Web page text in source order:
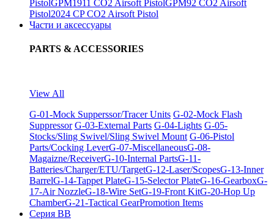
PistolGPM1911 CO2 Airsoft PistolGPM92 CO2 Airsoft
Pistol2024 CP CO2 Airsoft Pistol
Части и аксессуары
PARTS & ACCESSORIES
View All
G-01-Mock Supperssor/Tracer Units G-02-Mock Flash
Suppressor G-03-External Parts G-04-Lights G-05-
Stocks/Sling Swivel/Sling Swivel Mount G-06-Pistol
Parts/Cocking LeverG-07-MiscellaneousG-08-
Magaizne/ReceiverG-10-Internal PartsG-11-
Batteries/Charger/ETU/TargetG-12-Laser/ScopesG-13-Inner
BarrelG-14-Tappet PlateG-15-Selector PlateG-16-GearboxG-
17-Air NozzleG-18-Wire SetG-19-Front KitG-20-Hop Up
ChamberG-21-Tactical GearPromotion Items
Серия BB